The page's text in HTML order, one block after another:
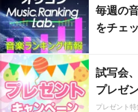
毎週の
をチェ
試写会
プレゼ
プレゼント特